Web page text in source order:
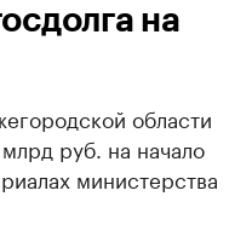
на
области
руб. на начало
министерства